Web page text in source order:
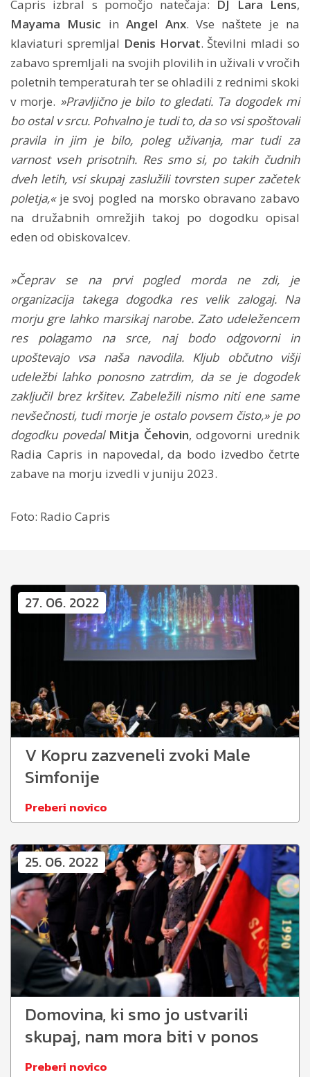
Capris izbral s pomočjo natečaja: DJ Lara Lens,
Mayama Music inAngel Anx. Vse naštete je na
klaviaturi spremljal Denis Horvat. Številni mladi so
zabavo spremljali na svojih plovilih in uživali v vročih
poletnih temperaturah ter se ohladili z rednimi skoki
v morje. »Pravljično je bilo to gledati. Ta dogodek mi
bo ostal v srcu. Pohvalno je tudi to, da so vsi spoštovali
pravila in jim je bilo, poleg uživanja, mar tudi za
varnost vseh prisotnih. Res smo si, po takih čudnih
dveh letih, vsi skupaj zaslužili tovrsten super začetek
poletja,«je svoj pogled na morsko obravano zabavo
na družabnih omrežjih takoj po dogodku opisal
eden od obiskovalcev.
»Čeprav se na prvi pogled morda ne zdi, je
organizacija takega dogodka res velik zalogaj. Na
morju gre lahko marsikaj narobe. Zato udeležencem
res polagamo na srce, naj bodo odgovorni in
upoštevajo vsa naša navodila. Kljub občutno višji
udeležbi lahko ponosno zatrdim, da se je dogodek
zaključil brez kršitev. Zabeležili nismo niti ene same
nevšečnosti, tudi morje je ostalo povsem čisto,» je po
dogodku povedal Mitja Čehovin, odgovorni urednik
Radia Capris in napovedal, da bodo izvedbo četrte
zabave na morju izvedli v juniju 2023.
Foto: Radio Capris
27. 06. 2022
V Kopru zazveneli zvoki Male
Simfonije
Preberi novico
25. 06. 2022
Domovina, ki smo jo ustvarili
skupaj, nam mora biti v ponos
Preberi novico